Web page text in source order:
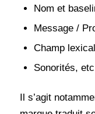
Nom et
Message /
Champ
Sonorités,
Il s’agit